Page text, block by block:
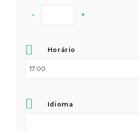
- +
Horário
Idioma